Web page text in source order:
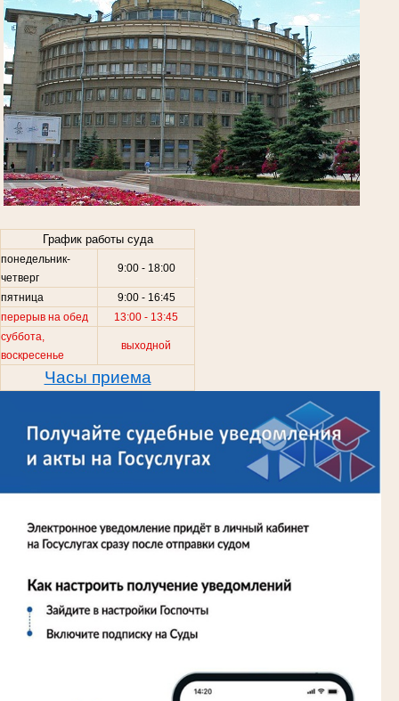
График работы суда
понедельник-
четверг
9:00 - 18:00
пятница
9:00 - 16:45
перерыв на обед
13:00 - 13:45
суббота,
воскресенье
выходной
Часы приема